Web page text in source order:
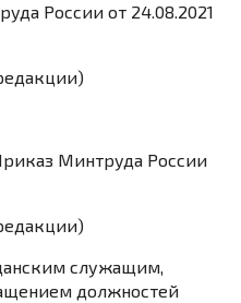
России от 24.08.2021
)
Минтруда России
)
служащим,
должностей